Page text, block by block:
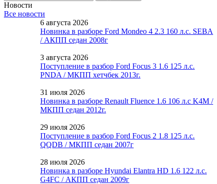
Новости
Все новости
6 августа 2026
Новинка в разборе Ford Mondeo 4 2.3 160 л.с. SEBA
/ АКПП седан 2008г
3 августа 2026
Поступление в разбор Ford Focus 3 1.6 125 л.с.
PNDA / МКПП хетчбек 2013г.
31 июля 2026
Новинка в разборе Renault Fluence 1.6 106 л.с K4M /
МКПП седан 2012г.
29 июля 2026
Поступление в разбор Ford Focus 2 1.8 125 л.с.
QQDB / МКПП седан 2007г
28 июля 2026
Новинка в разборе Hyundai Elantra HD 1.6 122 л.с.
G4FC / АКПП седан 2009г